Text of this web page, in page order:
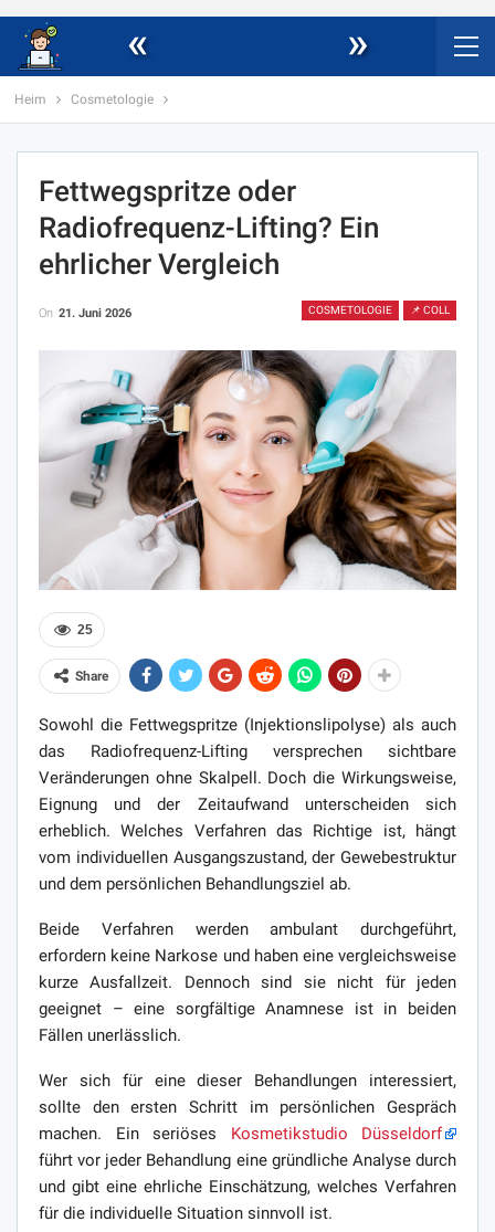
« »
Heim Cosmetologie
Fettwegspritze oder
Radiofrequenz-Lifting? Ein
ehrlicher Vergleich
COSMETOLOGIE 📌 COLL
On 21. Juni 2026
25
Share
Sowohl die Fettwegspritze (Injektionslipolyse) als auch
das Radiofrequenz-Lifting versprechen sichtbare
Veränderungen ohne Skalpell. Doch die Wirkungsweise,
Eignung und der Zeitaufwand unterscheiden sich
erheblich. Welches Verfahren das Richtige ist, hängt
vom individuellen Ausgangszustand, der Gewebestruktur
und dem persönlichen Behandlungsziel ab.
Beide Verfahren werden ambulant durchgeführt,
erfordern keine Narkose und haben eine vergleichsweise
kurze Ausfallzeit. Dennoch sind sie nicht für jeden
geeignet – eine sorgfältige Anamnese ist in beiden
Fällen unerlässlich.
Wer sich für eine dieser Behandlungen interessiert,
sollte den ersten Schritt im persönlichen Gespräch
machen. Ein seriöses Kosmetikstudio Düsseldorf
führt vor jeder Behandlung eine gründliche Analyse durch
und gibt eine ehrliche Einschätzung, welches Verfahren
für die individuelle Situation sinnvoll ist.